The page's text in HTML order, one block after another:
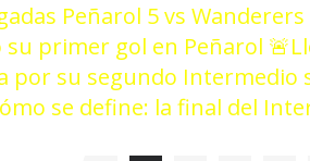
Peñarol 5 vs
primer gol en Peñarol
por su segundo
se define: la final del